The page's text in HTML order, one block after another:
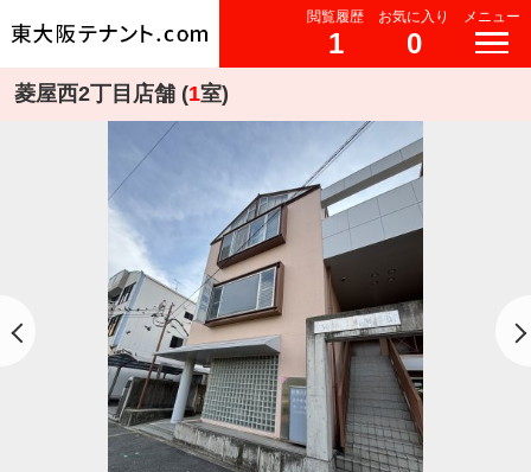
閲覧履歴
1
お気に入り
0
メニュー
菱屋西2丁目店舗 (1室)